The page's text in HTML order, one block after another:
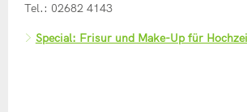
Tel.: 02682 4143
Special: Frisur und Make-Up für